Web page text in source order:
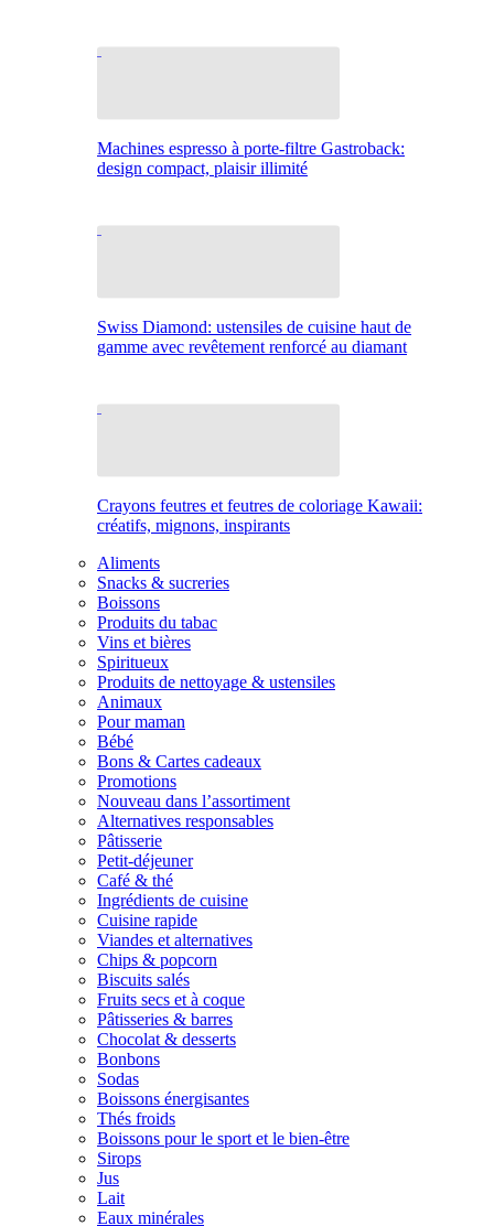
Machines espresso à porte-filtre Gastroback:
design compact, plaisir illimité
Swiss Diamond: ustensiles de cuisine haut de
gamme avec revêtement renforcé au diamant
Crayons feutres et feutres de coloriage Kawaii:
créatifs, mignons, inspirants
Aliments
Snacks & sucreries
Boissons
Produits du tabac
Vins et bières
Spiritueux
Produits de nettoyage & ustensiles
Animaux
Pour maman
Bébé
Bons & Cartes cadeaux
Promotions
Nouveau dans l’assortiment
Alternatives responsables
Pâtisserie
Petit-déjeuner
Café & thé
Ingrédients de cuisine
Cuisine rapide
Viandes et alternatives
Chips & popcorn
Biscuits salés
Fruits secs et à coque
Pâtisseries & barres
Chocolat & desserts
Bonbons
Sodas
Boissons énergisantes
Thés froids
Boissons pour le sport et le bien-être
Sirops
Jus
Lait
Eaux minérales